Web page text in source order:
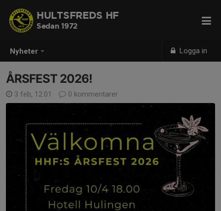
Nyheter Logga in
HULTSFREDS HF
Sedan 1972
ÅRSFEST 2026!
3 feb, 12:01 0 kommentarer